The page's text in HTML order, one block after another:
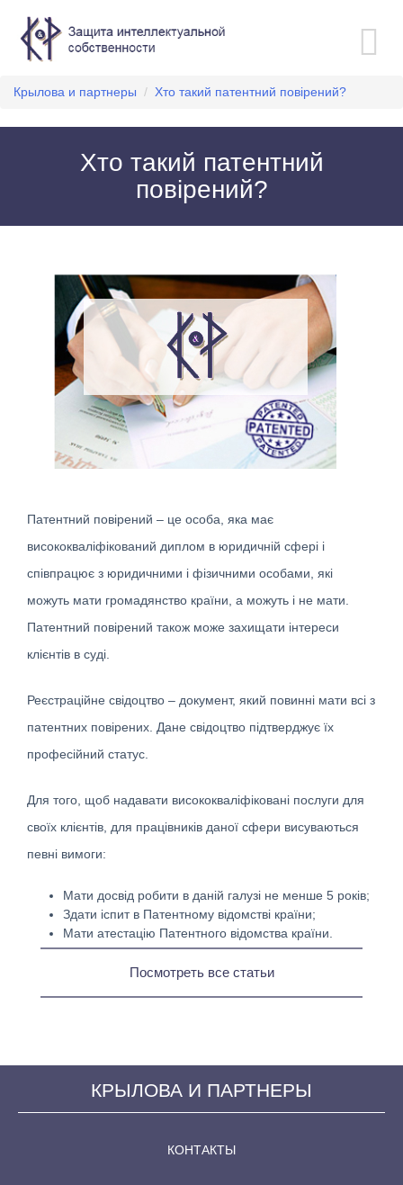
Toggle
Крылова и партнеры / Хто такий патентний повірений?
Хто такий патентний
повірений?
Патентний повірений – це особа, яка має
висококваліфікований диплом в юридичній сфері і
співпрацює з юридичними і фізичними особами, які
можуть мати громадянство країни, а можуть і не мати.
Патентний повірений також може захищати інтереси
клієнтів в суді.
Реєстраційне свідоцтво – документ, який повинні мати всі з
патентних повірених. Дане свідоцтво підтверджує їх
професійний статус.
Для того, щоб надавати висококваліфіковані послуги для
своїх клієнтів, для працівників даної сфери висуваються
певні вимоги:
Мати досвід робити в даній галузі не менше 5 років;
Здати іспит в Патентному відомстві країни;
Мати атестацію Патентного відомства країни.
Посмотреть все статьи
КРЫЛОВА И ПАРТНЕРЫ
КОНТАКТЫ